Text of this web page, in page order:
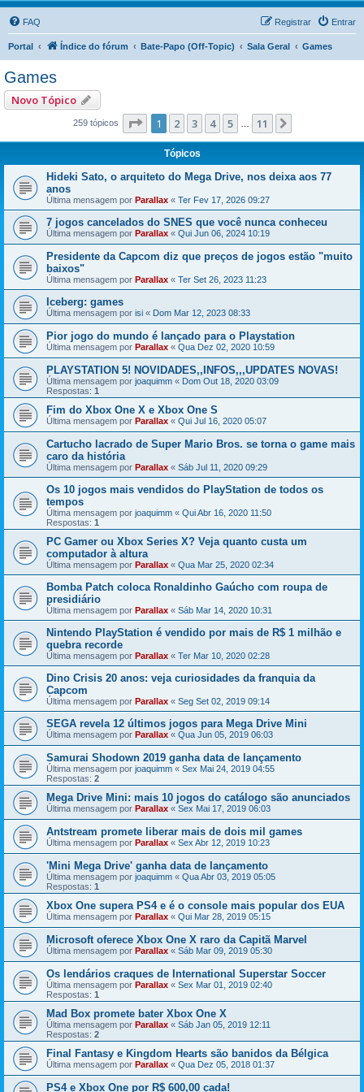
FAQ Entrar
Registrar
Portal Índice do fórum Bate-Papo (Off-Topic) Sala Geral Games
Games
Novo Tópico
259 tópicos Página de 11
1 2 3 4 5 11
Tópicos
Hideki Sato, o arquiteto do Mega Drive, nos deixa aos 77
anos
Última mensagem por Parallax « Ter Fev 17, 2026 09:27
7 jogos cancelados do SNES que você nunca conheceu
Última mensagem por Parallax « Qui Jun 06, 2024 10:19
Presidente da Capcom diz que preços de jogos estão "muito
baixos"
Última mensagem por Parallax « Ter Set 26, 2023 11:23
Iceberg: games
Última mensagem por isi « Dom Mar 12, 2023 08:33
Pior jogo do mundo é lançado para o Playstation
Última mensagem por Parallax « Qua Dez 02, 2020 10:59
PLAYSTATION 5! NOVIDADES,,INFOS,,,UPDATES NOVAS!
Última mensagem por joaquimm « Dom Out 18, 2020 03:09
Respostas: 1
Fim do Xbox One X e Xbox One S
Última mensagem por Parallax « Qui Jul 16, 2020 05:07
Cartucho lacrado de Super Mario Bros. se torna o game mais
caro da história
Última mensagem por Parallax « Sáb Jul 11, 2020 09:29
Os 10 jogos mais vendidos do PlayStation de todos os
tempos
Última mensagem por joaquimm « Qui Abr 16, 2020 11:50
Respostas: 1
PC Gamer ou Xbox Series X? Veja quanto custa um
computador à altura
Última mensagem por Parallax « Qua Mar 25, 2020 02:34
Bomba Patch coloca Ronaldinho Gaúcho com roupa de
presidiário
Última mensagem por Parallax « Sáb Mar 14, 2020 10:31
Nintendo PlayStation é vendido por mais de R$ 1 milhão e
quebra recorde
Última mensagem por Parallax « Ter Mar 10, 2020 02:28
Dino Crisis 20 anos: veja curiosidades da franquia da
Capcom
Última mensagem por Parallax « Seg Set 02, 2019 09:14
SEGA revela 12 últimos jogos para Mega Drive Mini
Última mensagem por Parallax « Qua Jun 05, 2019 06:03
Samurai Shodown 2019 ganha data de lançamento
Última mensagem por joaquimm « Sex Mai 24, 2019 04:55
Respostas: 2
Mega Drive Mini: mais 10 jogos do catálogo são anunciados
Última mensagem por Parallax « Sex Mai 17, 2019 06:03
Antstream promete liberar mais de dois mil games
Última mensagem por Parallax « Sex Abr 12, 2019 10:23
'Mini Mega Drive' ganha data de lançamento
Última mensagem por joaquimm « Qua Abr 03, 2019 05:05
Respostas: 1
Xbox One supera PS4 e é o console mais popular dos EUA
Última mensagem por Parallax « Qui Mar 28, 2019 05:15
Microsoft oferece Xbox One X raro da Capitã Marvel
Última mensagem por Parallax « Sáb Mar 09, 2019 05:30
Os lendários craques de International Superstar Soccer
Última mensagem por Parallax « Sex Mar 01, 2019 02:40
Respostas: 1
Mad Box promete bater Xbox One X
Última mensagem por Parallax « Sáb Jan 05, 2019 12:11
Respostas: 2
Final Fantasy e Kingdom Hearts são banidos da Bélgica
Última mensagem por Parallax « Qua Dez 05, 2018 01:37
PS4 e Xbox One por R$ 600,00 cada!